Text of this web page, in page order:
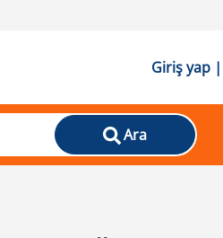
Giriş yap
Ara